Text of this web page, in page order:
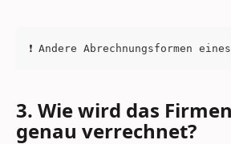
❗ Andere Abrechnungsformen
3. Wie wird das
genau verrechnet?